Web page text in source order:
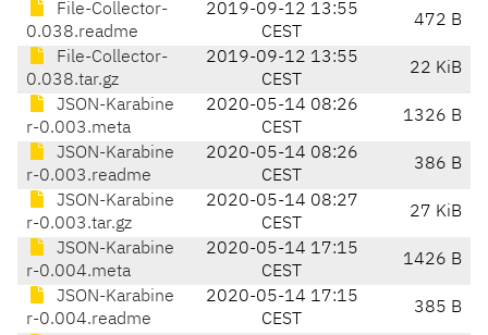
File-Collector-
0.038.readme
2019-09-12 13:55
CEST
472 B
File-Collector-
0.038.tar.gz
2019-09-12 13:55
CEST
22 KiB
JSON-Karabine
r-0.003.meta
2020-05-14 08:26
CEST
1326 B
JSON-Karabine
r-0.003.readme
2020-05-14 08:26
CEST
386 B
JSON-Karabine
r-0.003.tar.gz
2020-05-14 08:27
CEST
27 KiB
JSON-Karabine
r-0.004.meta
2020-05-14 17:15
CEST
1426 B
JSON-Karabine
r-0.004.readme
2020-05-14 17:15
CEST
385 B